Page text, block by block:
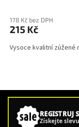
178 Kč bez DPH
215 Kč
Vysoce kvalitní zúžené
REGISTRUJ
Získejte